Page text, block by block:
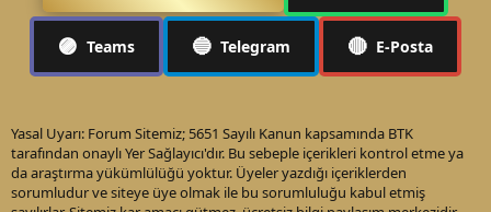
🟣 Teams 🔵 Telegram 🔴 E-Posta
Yasal Uyarı: Forum Sitemiz; 5651 Sayılı Kanun kapsamında BTK
tarafından onaylı Yer Sağlayıcı'dır. Bu sebeple içerikleri kontrol etme ya
da araştırma yükümlülüğü yoktur. Üyeler yazdığı içeriklerden
sorumludur ve siteye üye olmak ile bu sorumluluğu kabul etmiş